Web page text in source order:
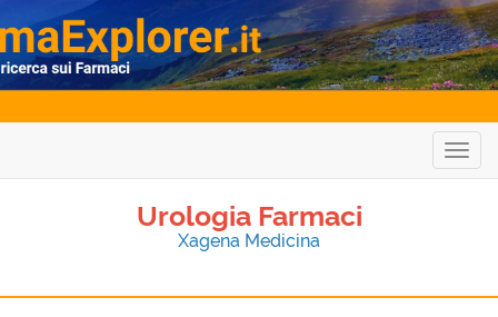
Urologia Farmaci
Xagena Medicina